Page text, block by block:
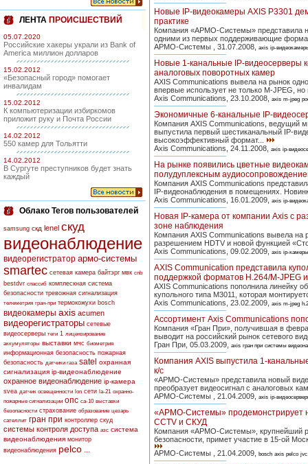
ЛЕНТА ПРОИСШЕСТВИЙ
05.07.2020
Российские хакеры украли из Bank of
America миллион долларов
15.02.2012
«Безопасный город» помогает
инвалидам
15.02.2012
К компьютеризации избиркомов
приложит руку и Почта России
14.02.2012
550 камер для Тольятти
14.02.2012
В Сургуте преступников будет знать
каждый
Облако Тегов пользователей
samsung скд lenel скуд
видеонаблюдение
видеорегистратор армо-системы
smartec сетевая камера байтэрг мвк cnb
bestdvr спассиб комплескная система
безопасности тревожная сигнализация
телеметрия гран-при термокожухи bosch
видеокамеры axis acumen
видеорегистраторы сетевые
видеосерверы теги 1 лицензирование
аккумуляторы выставки мчс биометрия
информационная безопасность пожарная
безопасность датчики газа satel
охранная
сигнализация ip-видеонаблюдение
охранное видеонаблюдение ip-камера
svea датчик освещенности lon сети la-21 охранно-
пожарные сигнализации опс са-10 выставки
безопасности страхование образование цезарь
сателлит гран при контроллер скуд
системы контроля доступа азс система
видеонаблюдения монитор
видеонаблюдения pelco ...
Новые IP-видеокамеры AXIS P3301
практике
Компания «АРМО-Системы» представила
одними из первых поддерживающие
АРМО-Системы , 31.07.2008,
axis ip-
Новые 1-канальные IP-видеосерверы
аналоговых поворотных камер
AXIS Communications вывела на рынок
впервые использует не только M-JPEG,
Axis Communications, 23.10.2008,
axis m-jpeg
Экономичные 6-канальные IP-
Компания AXIS Communications, ведущий
выпустила первый шестиканальный IP-
высокоэффективный формат...
Axis Communications, 24.11.2008,
axis ip-
На рынке появились цветные
полудуплексным
Компания AXIS Communications
IP-видеонаблюдения в помещениях.
Axis Communications, 16.01.2009,
axis ip-
Новая IP-камера от компании Axis с
зоне наблюдения
Компания AXIS Communications вывела
разрешением HDTV и новой функцией
Axis Communications, 09.02.2009,
axis ip-камеры
AXIS Communication представила
поддержкой форматов H.264/M-JPEG
AXIS Communications пополнила линейку
купольного типа М3011, которая
Axis Communications, 23.02.2009,
axis m-jpeg
Ассортимент Axis Communications
Компания «Гран При», получившая в
выводит на российский рынок сетевого
Гран При, 05.03.2009,
axis гран при системы
Компания AXIS выпустила 1-
к/с
«АРМО-Системы» представила новый
преобразует видеосигнал с аналоговых
АРМО-Системы , 21.04.2009,
axis ip-
«АРМО-Системы» продемонстрирует
CCTV и СКУД
Компания «АРМО-Системы», крупнейший
безопасности, примет участие в 15-ой
АРМО-Системы , 21.04.2009,
bosch axis pelco jvc